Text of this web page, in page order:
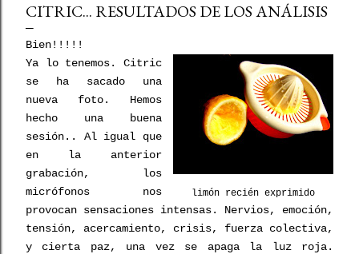
CITRIC... RESULTADOS DE LOS ANÁLISIS
Bien!!!!!
limón recién exprimido
Ya lo tenemos. Citric
se ha sacado una
nueva foto. Hemos
hecho una buena
sesión.. Al igual que
en la anterior
grabación, los
micrófonos nos
provocan sensaciones intensas. Nervios, emoción,
tensión, acercamiento, crisis, fuerza colectiva,
y cierta paz, una vez se apaga la luz roja.